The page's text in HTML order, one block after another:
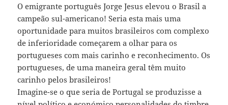
O emigrante português Jorge Jesus elevou o Brasil a
campeão sul-americano! Seria esta mais uma
oportunidade para muitos brasileiros com complexo
de inferioridade começarem a olhar para os
portugueses com mais carinho e reconhecimento. Os
portugueses, de uma maneira geral têm muito
carinho pelos brasileiros!
Imagine-se o que seria de Portugal se produzisse a